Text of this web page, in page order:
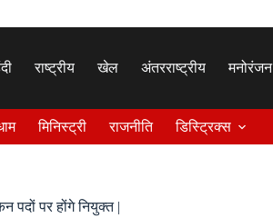
राष्ट्रीय खेल अंतरराष्ट्रीय मनोरंजन
मिनिस्ट्री राजनीति डिस्ट्रिक्स
पदों पर होंगे नियुक्त |